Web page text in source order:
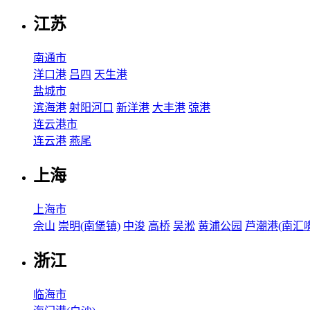
江苏
南通市
洋口港 吕四 天生港
盐城市
滨海港 射阳河口 新洋港 大丰港 弶港
连云港市
连云港 燕尾
上海
上海市
佘山 崇明(南堡镇) 中浚 高桥 吴淞 黄浦公园 芦潮港(南汇
浙江
临海市